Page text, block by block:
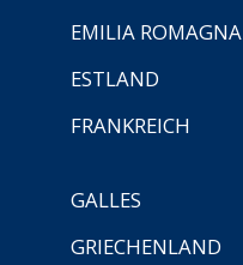
EMILIA ROMAGNA
ESTLAND
FRANKREICH
GALLES
GRIECHENLAND